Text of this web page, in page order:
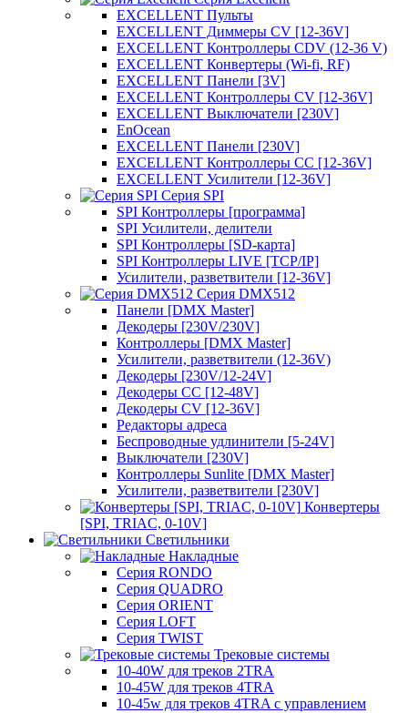
EXCELLENT Пульты
EXCELLENT Диммеры CV [12-36V]
EXCELLENT Контроллеры CDV (12-36 V)
EXCELLENT Конвертеры (Wi-fi, RF)
EXCELLENT Панели [3V]
EXCELLENT Контроллеры CV [12-36V]
EXCELLENT Выключатели [230V]
EnOcean
EXCELLENT Панели [230V]
EXCELLENT Контроллеры CC [12-36V]
EXCELLENT Усилители [12-36V]
Серия SPI
SPI Контроллеры [программа]
SPI Усилители, делители
SPI Контроллеры [SD-карта]
SPI Контроллеры LIVE [TCP/IP]
Усилители, разветвители [12-36V]
Серия DMX512
Панели [DMX Master]
Декодеры [230V/230V]
Контроллеры [DMX Master]
Усилители, разветвители (12-36V)
Декодеры [230V/12-24V]
Декодеры CC [12-48V]
Декодеры CV [12-36V]
Редакторы адреса
Беспроводные удлинители [5-24V]
Выключатели [230V]
Контроллеры Sunlite [DMX Master]
Усилители, разветвители [230V]
Конвертеры
[SPI, TRIAC, 0-10V]
Светильники
Накладные
Серия RONDO
Серия QUADRO
Серия ORIENT
Серия LOFT
Серия TWIST
Трековые системы
10-40W для треков 2TRA
10-45W для треков 4TRA
10-45w для треков 4TRA с управлением